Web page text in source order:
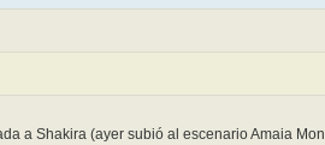
a Shakira (ayer subió al escenario Amaia